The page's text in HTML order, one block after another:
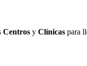
Centros y Clínicas para